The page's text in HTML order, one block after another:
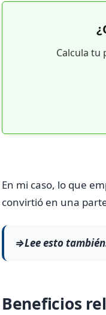
Calcula tu
En mi caso, lo que
convirtió en una
⇒Lee esto
Beneficios